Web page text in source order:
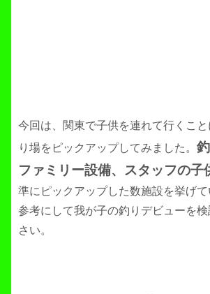
今回は、関東で子供を連れて行くこ
り場をピックアップしてみました。
ファミリー設備、スタッフの子
準にピックアップした数施設を挙げ
参考にして我が子の釣りデビューを
さい。